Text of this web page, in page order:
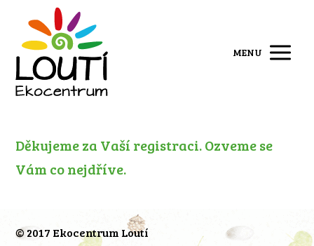
MENU
Děkujeme za Vaší registraci. Ozveme se
Vám co nejdříve.
© 2017 Ekocentrum Loutí